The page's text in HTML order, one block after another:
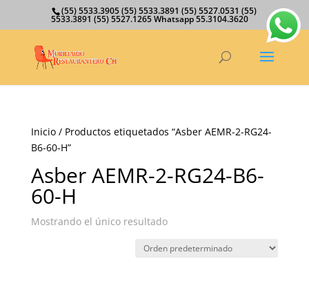
(55) 5533.3905 (55) 5533.3891 (55) 5527.0531 (55)
5533.3891 (55) 5527.1265 Whatsapp 55.3104.3620
Inicio/ Productos etiquetados “Asber AEMR-2-RG24-
B6-60-H”
Asber AEMR-2-RG24-B6-
60-H
Mostrando el único resultado